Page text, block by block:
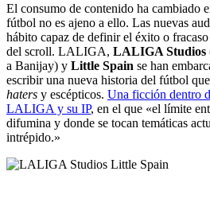
El consumo de contenido ha cambiado
fútbol no es ajeno a ello. Las nuevas
hábito capaz de definir el éxito o
del scroll. LALIGA, LALIGA Studios
a Banijay) y Little Spain se han
escribir una nueva historia del fútbol
haters y escépticos. Una ficción dentro
LALIGA y su IP, en el que «el límite
difumina y donde se tocan temáticas
intrépido.»